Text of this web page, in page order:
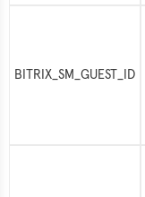
BITRIX_SM_GUEST_ID